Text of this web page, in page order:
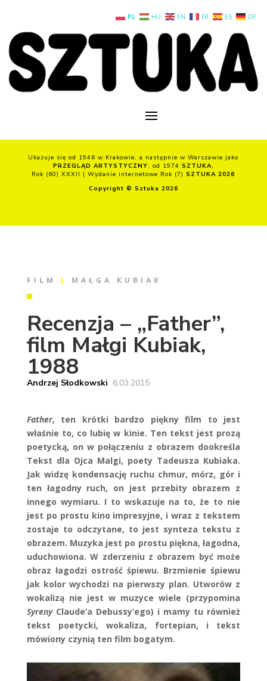
Ukazuje się od 1946 w Krakowie, a następnie w Warszawie jako
PRZEGLĄD ARTYSTYCZNY, od 1974 SZTUKA,
Rok (60) XXXII | Wydanie internetowe Rok (7)SZTUKA 2026
Copyright © Sztuka 2026
FILM } MAŁGA KUBIAK
Recenzja – „Father”,
film Małgi Kubiak,
1988
Andrzej Słodkowski 6.03.2015
Father, ten krótki bardzo piękny film to jest
właśnie to, co lubię w kinie. Ten tekst jest prozą
poetycką, on w połączeniu z obrazem dookreśla
Tekst dla Ojca Malgi, poety Tadeusza Kubiaka.
Jak widzę kondensację ruchu chmur, mórz, gór i
ten łagodny ruch, on jest przebity obrazem z
innego wymiaru. I to wskazuje na to, że to nie
jest po prostu kino impresyjne, i wraz z tekstem
zostaje to odczytane, to jest synteza tekstu z
obrazem. Muzyka jest po prostu piękna, łagodna,
uduchowiona. W zderzeniu z obrazem być może
obraz łagodzi ostrość śpiewu. Brzmienie śpiewu
jak kolor wychodzi na pierwszy plan. Utworów z
wokalizą nie jest w muzyce wiele (przypomina
SyrenyClaude’a Debussy’ego) i mamy tu również
tekst poetycki, wokaliza, fortepian, i tekst
mówiony czynią ten film bogatym.
PL HU EN FR ES DE